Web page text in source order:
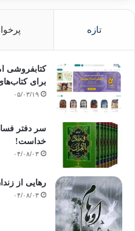
تازه
کتابفروشی
برای
۰۵/۰۳/۱۹
سر دفتر
خداست‌!
۰۴/۰۸/۰۳
رهایی از
۰۴/۰۸/۰۳